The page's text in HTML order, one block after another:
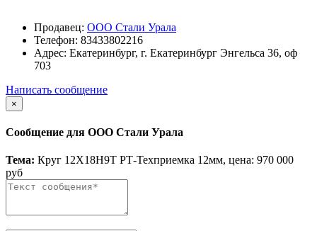
Продавец: ООО Стали Урала
Телефон: 83433802216
Адрес: Екатеринбург, г. Екатеринбург Энгельса 36, оф
703
Написать сообщение
×
Сообщение для ООО Стали Урала
Тема: Круг 12Х18Н9Т РТ-Техприемка 12мм, цена: 970 000
руб